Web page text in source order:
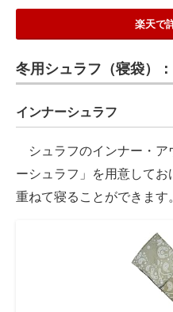
楽天で
冬用シュラフ（寝袋）
インナーシュラフ
シュラフのインナー・ア
ーシュラフ」を用意して
重ねて寝ることができます